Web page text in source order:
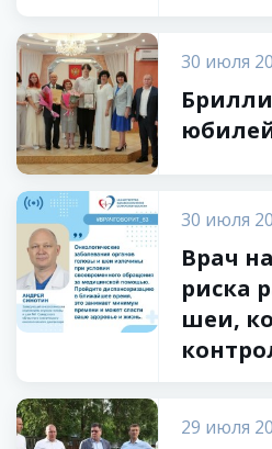
30 июля
30 июля
Врач
риска
шеи,
29 июля